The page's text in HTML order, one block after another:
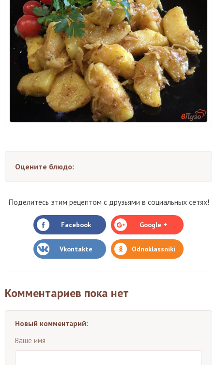
Оцените блюдо:
Поделитесь этим рецептом с друзьями в социальных сетях!
Facebook Google +
Vkontakte Odnoklassniki
Комментариев пока нет
Новый комментарий:
Ваше имя